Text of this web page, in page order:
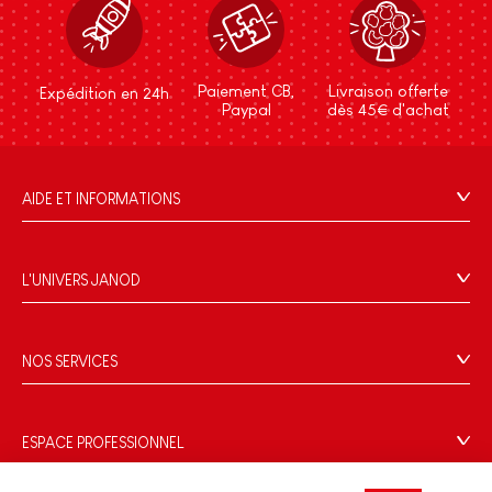
Expédition en 24h
Paiement CB,
Paypal
Livraison offerte
dès 45€ d'achat
AIDE ET INFORMATIONS
FAQ
Contact
Rappel Produits
Données personnelles
Gestion des cookies
L'UNIVERS JANOD
Le design
Blog Conseils d'Experts
Le FSC®, c'est quoi ?
NOS SERVICES
Paiement
Livraison
ESPACE PROFESSIONNEL